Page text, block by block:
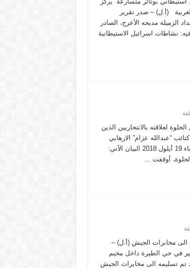
(أ.ل) – صدر تقرير
من 15/9/2018 ولغاية 21/9/2018 من إعداد الزميلة مديحه الأعرج، الصادر
نشاطات اسرائيل الاستيطانية
لعلاقته بالانتحاريين الذين
“عبدالله عزام” الارهابي
(أ.ل) – صدر عن قيادة الجيش- مديرية التوجيه اليوم الأربعاء 19 أيلول 2018 البيان الآتي:
أوقفت ...
الى مخابرات الجيش (أ.ل) –
في حي الطيرة داخل مخيم
تم تسليمه الى مخابرات الجيش